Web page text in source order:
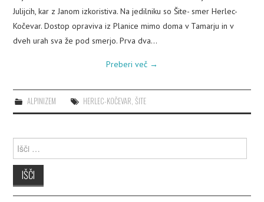
Julijcih, kar z Janom izkoristiva. Na jedilniku so Šite- smer Herlec-
Kočevar. Dostop opraviva iz Planice mimo doma v Tamarju in v
dveh urah sva že pod smerjo. Prva dva…
Preberi več →
ALPINIZEM HERLEC-KOČEVAR, ŠITE
Išči: